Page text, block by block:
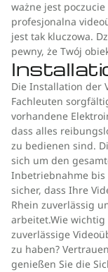
ważne jest
profesjonalna
jest tak kluczowa.
pewny, że Twój
Die Installation der
Fachleuten
vorhandene
dass alles
zu bedienen sind.
sich um den
Inbetriebnahme bis
sicher, dass Ihre
Rhein zuverlässig
arbeitet.Wie
zuverlässige
zu haben?
genießen Sie die